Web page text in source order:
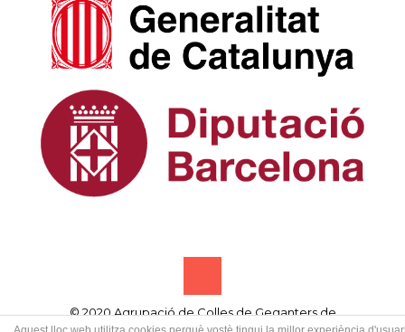
© 2020 Agrupació de Colles de Geganters de